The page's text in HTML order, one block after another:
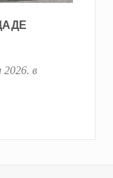
. в